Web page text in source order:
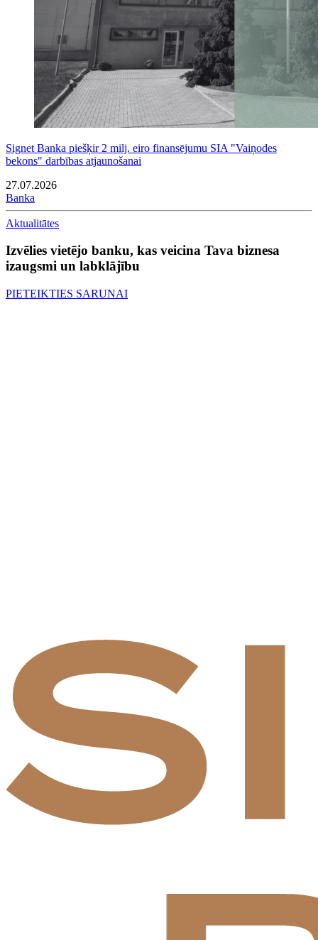
Signet Banka piešķir 2 milj. eiro finansējumu SIA "Vaiņodes
bekons" darbības atjaunošanai
27.07.2026
Banka
Aktualitātes
Izvēlies vietējo banku, kas veicina Tava biznesa
izaugsmi un labklājību
PIETEIKTIES SARUNAI